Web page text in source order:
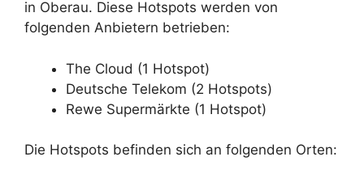
in Oberau. Diese Hotspots werden von
folgenden Anbietern betrieben:
The Cloud (1 Hotspot)
Deutsche Telekom (2 Hotspots)
Rewe Supermärkte (1 Hotspot)
Die Hotspots befinden sich an folgenden Orten: